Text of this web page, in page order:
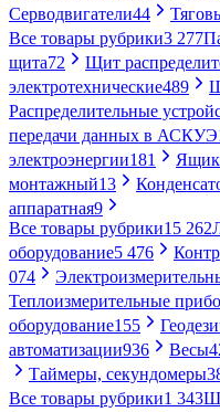
Серводвигатели44
Все товары рубрики3 277
щита72 Щит
электротехнические489
Распределительные
передачи данных в АСКУЭ
электроэнергии181
монтажный13
аппаратная9
Все товары рубрики15 262
оборудование5 476
074
Теплоизмерительные
оборудование155
автоматизации936 Весы
Таймеры, секундомеры
Все товары рубрики1 343